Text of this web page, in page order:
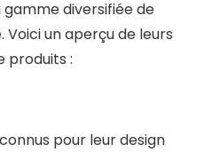
gamme diversifiée de
un aperçu de leurs
produits :
pour leur design